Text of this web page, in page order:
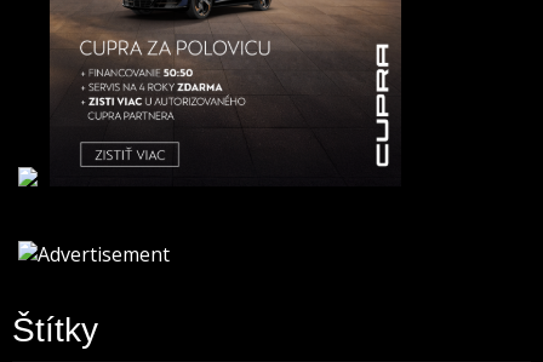
Štítky